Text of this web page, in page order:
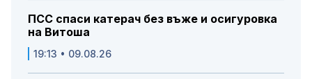
ПСС спаси катерач без въже и осигуровка
на Витоша
19:13 • 09.08.26